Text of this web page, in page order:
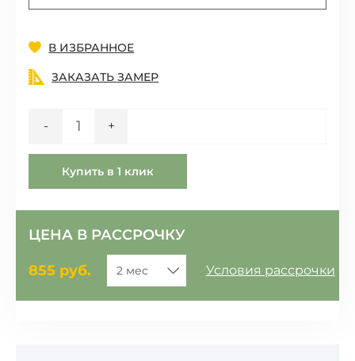
Добавить
В ИЗБРАННОЕ
ЗАКАЗАТЬ ЗАМЕР
- +
Купить в 1 клик
ЦЕНА В РАССРОЧКУ
855 руб. Условия рассрочки